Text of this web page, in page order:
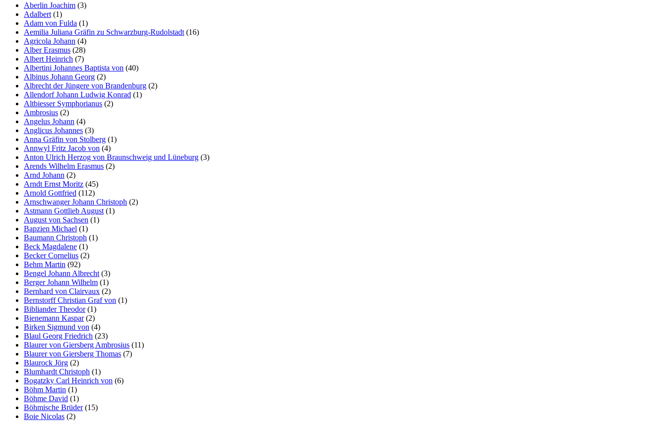
Aberlin Joachim (3)
Adalbert (1)
Adam von Fulda (1)
Aemilia Juliana Gräfin zu Schwarzburg-Rudolstadt (16)
Agricola Johann (4)
Alber Erasmus (28)
Albert Heinrich (7)
Albertini Johannes Baptista von (40)
Albinus Johann Georg (2)
Albrecht der Jüngere von Brandenburg (2)
Allendorf Johann Ludwig Konrad (1)
Altbiesser Symphorianus (2)
Ambrosius (2)
Angelus Johann (4)
Anglicus Johannes (3)
Anna Gräfin von Stolberg (1)
Annwyl Fritz Jacob von (4)
Anton Ulrich Herzog von Braunschweig und Lüneburg (3)
Arends Wilhelm Erasmus (2)
Arnd Johann (2)
Arndt Ernst Moritz (45)
Arnold Gottfried (112)
Arnschwanger Johann Christoph (2)
Astmann Gottlieb August (1)
August von Sachsen (1)
Bapzien Michael (1)
Baumann Christoph (1)
Beck Magdalene (1)
Becker Cornelius (2)
Behm Martin (92)
Bengel Johann Albrecht (3)
Berger Johann Wilhelm (1)
Bernhard von Clairvaux (2)
Bernstorff Christian Graf von (1)
Bibliander Theodor(1)
Bienemann Kaspar(2)
Birken Sigmund von (4)
Blaul Georg Friedrich (23)
Blaurer von Giersberg Ambrosius (11)
Blaurer von Giersberg Thomas (7)
Blaurock Jörg (2)
Blumhardt Christoph (1)
Bogatzky Carl Heinrich von (6)
Böhm Martin (1)
Böhme David (1)
Böhmische Brüder(15)
Boie Nicolas (2)